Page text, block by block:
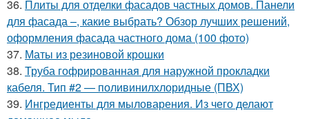
36. Плиты для отделки фасадов частных домов. Панели
для фасада –, какие выбрать? Обзор лучших решений,
оформления фасада частного дома (100 фото)
37. Маты из резиновой крошки
38. Труба гофрированная для наружной прокладки
кабеля. Тип #2 — поливинилхлоридные (ПВХ)
39. Ингредиенты для мыловарения. Из чего делают